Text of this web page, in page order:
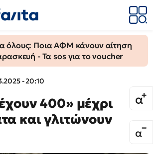
όλους: Ποια ΑΦΜ κάνουν αίτηση
- Τα sos για το voucher
- 20:10
400» μέχρι
και γλιτώνουν